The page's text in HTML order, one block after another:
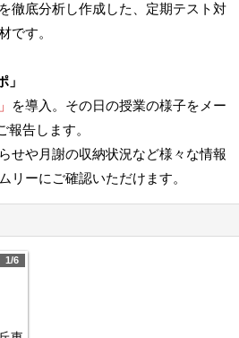
徹底分析し作成した、定期テスト対
です。
を導入。その日の授業の様子をメー
報告します。
せや月謝の収納状況など様々な情報
リーにご確認いただけます。
1/6